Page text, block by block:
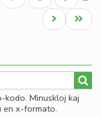
la
Last
page
Next
page
kodo. Minuskloj kaj
en x-formato.